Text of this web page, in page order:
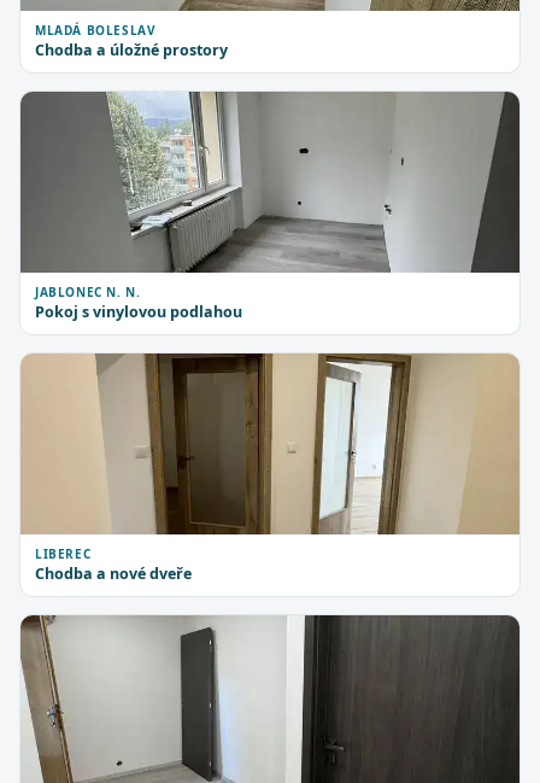
MLADÁ BOLESLAV
Chodba a úložné prostory
JABLONEC N. N.
Pokoj s vinylovou podlahou
LIBEREC
Chodba a nové dveře